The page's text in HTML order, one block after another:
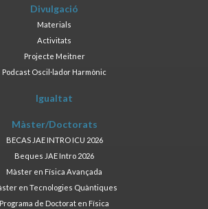
Divulgació
Materials
Activitats
Projecte Meitner
Podcast Oscil·lador Harmònic
Igualtat
Màster/Doctorats
BECAS JAE INTRO ICU 2026
Beques JAE Intro 2026
Màster en Física Avançada
en Tecnologies Quàntiques
Programa de Doctorat en Física